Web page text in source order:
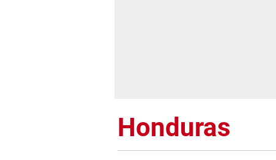
Honduras